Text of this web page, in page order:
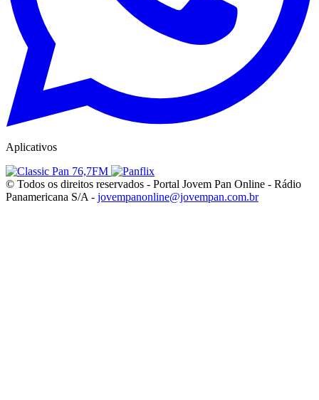
Aplicativos
© Todos os direitos reservados - Portal Jovem Pan Online - Rádio
Panamericana S/A - jovempanonline@jovempan.com.br